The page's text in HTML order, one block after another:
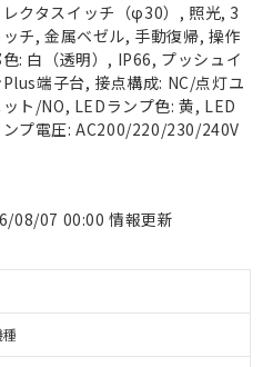
クタスイッチ（φ30）, 照光, 3
ッチ, 金属ベゼル, 手動復帰, 操作
: 白（透明）, IP66, プッシュイ
Plus端子台, 接点構成: NC/点灯ユ
ット/NO, LEDランプ色: 黄, LED
ンプ電圧: AC200/220/230/240V
08/07 00:00 情報更新